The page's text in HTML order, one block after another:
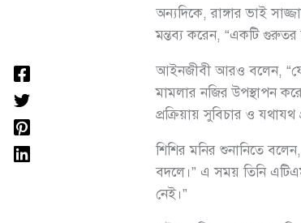
অন্যদিকে, রাঙ্গার ভাই
মন্তব্য করেন, “একটি গুরুতর
আইনজীবী আরও বলেন,
মামলার নজির উপস্থাপন
প্রক্রিয়ায় সুবিচার ও
শিশির মনির শুনানিতে
বদলে।” এ সময় তিনি
নেই।”